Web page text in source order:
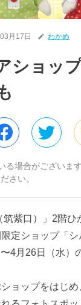
月17日 わかめ
ショッ
場合がございます
さい。
紫口）」2階ひ
定ショップ「
4月26日（水）
ョップをはじ